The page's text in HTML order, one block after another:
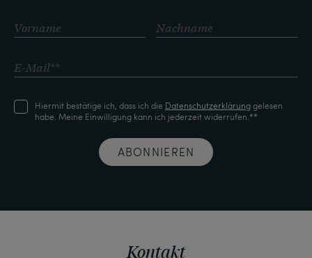
Hiermit bestätige ich, dass ich die Daten­schutz­erklärunggelesen
habe. Meine Einwilligung kann ich jederzeit widerrufen.**
ABONNIEREN
Kontakt